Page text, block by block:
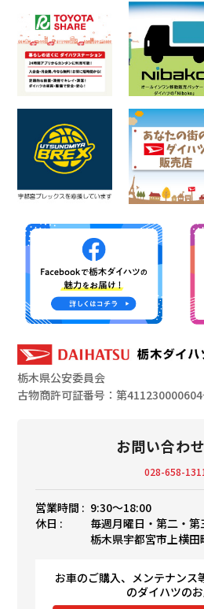
栃木県公安委員会
古物商許可証番号：第
お問い合わ
028-658-
営業時間 : 9:30〜18:00
休日 :
毎週月曜日・第二・第
栃木県宇都宮市上横田
お車のご購入、メンテナンス
のダイハツの